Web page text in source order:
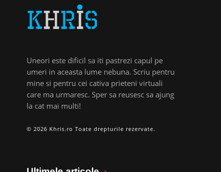
Uneori este dificil sa iti pastrezi capul pe
umeri in aceasta lume nebuna. Scriu pentru
mine si pentru cei cativa prieteni virtuali
care ma urmaresc. Sper sa reusesc sa ajung
la cat mai multi!
© 2026 Khris.ro Toate drepturile rezervate.